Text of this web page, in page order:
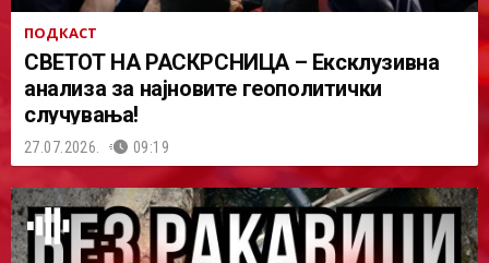
ПОДКАСТ
СВЕТОТ НА РАСКРСНИЦА – Ексклузивна
анализа за најновите геополитички
случувања!
27.07.2026. 09:19